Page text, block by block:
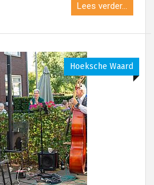
Lees verder...
Hoeksche Waard